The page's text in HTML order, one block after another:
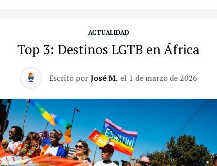
ACTUALIDAD
Top 3: Destinos LGTB en África
Escrito por José M. el 1 de marzo de 2026